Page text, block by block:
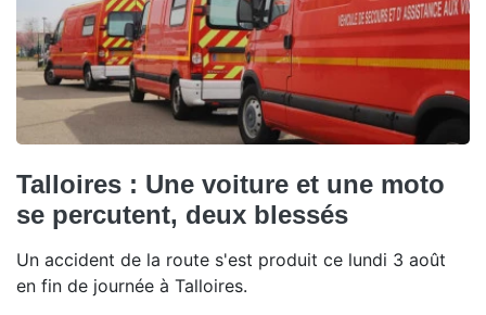
Talloires : Une voiture et une moto
se percutent, deux blessés
Un accident de la route s'est produit ce lundi 3 août
en fin de journée à Talloires.